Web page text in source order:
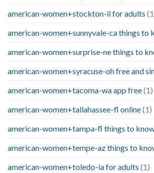
american-women+stockton-il for adults
american-women+sunnyvale-ca things to
american-women+surprise-ne things to
american-women+syracuse-oh free and
american-women+tacoma-wa app free(1)
american-women+tallahassee-fl online(1)
american-women+tampa-fl things to
american-women+tempe-az things to
american-women+toledo-ia for adults (1)